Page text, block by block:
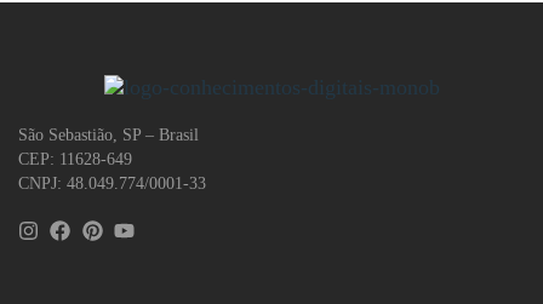
São Sebastião, SP – Brasil
CEP: 11628-649
CNPJ: 48.049.774/0001-33